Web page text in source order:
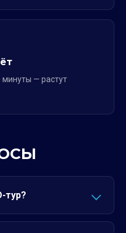
минуты — растут
тур?